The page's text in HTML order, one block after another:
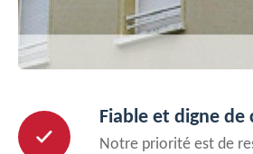
Fiable et digne de
Notre priorité est de